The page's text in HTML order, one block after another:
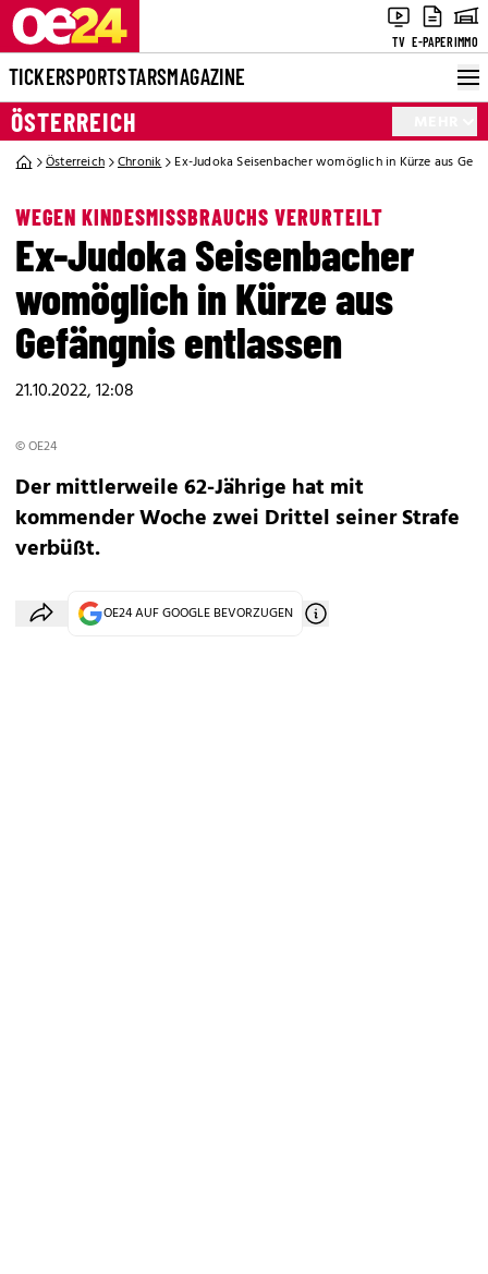
TV E-PAPERIMMO
TICKERSPORTSTARSMAGAZINE
ÖSTERREICH
Österreich Chronik Ex-Judoka Seisenbacher womöglich in Kürze aus
WEGEN KINDESMISSBRAUCHS VERURTEILT
Ex-Judoka Seisenbacher
womöglich in Kürze aus
Gefängnis entlassen
21.10.2022, 12:08
© OE24
Der mittlerweile 62-Jährige hat mit
kommender Woche zwei Drittel seiner Strafe
verbüßt.
OE24 AUF GOOGLE BEVORZUGEN